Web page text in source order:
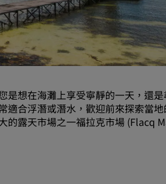
Rad Pets
婚禮場地
環保酒店
運動團隊住宿
市中心酒店
造訪我們的部落格
是想在海灘上享受寧靜的一天，還
適合浮潛或潛水，歡迎前來探索當
的露天市場之一福拉克市場 (Flacq